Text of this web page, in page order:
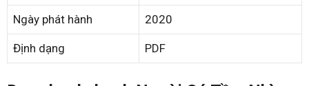
Ngày phát hành 2020
Định dạng PDF